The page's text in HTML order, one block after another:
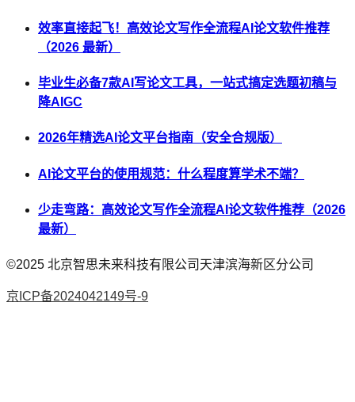
效率直接起飞！高效论文写作全流程AI论文软件推荐
（2026 最新）
毕业生必备7款AI写论文工具，一站式搞定选题初稿与
降AIGC
2026年精选AI论文平台指南（安全合规版）
AI论文平台的使用规范：什么程度算学术不端？
少走弯路：高效论文写作全流程AI论文软件推荐（2026
最新）
©2025 北京智思未来科技有限公司天津滨海新区分公司
京ICP备2024042149号-9